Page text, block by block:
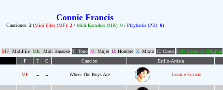
Connie Francis
Canciones: 2(Midi Files (MF): 2/Midi Karaokes (MK): 0/ Playbacks (PB): 0)
MF: MidiFile MK: Midi Karaoke T: Tono M: Mujer H: Hombre X: Mixto C: Coros OR: Como El Original
F T C Canción Estilo-Artista
MF - - Where The Boys Are Connie Francis